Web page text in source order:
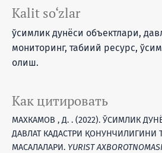
Kalit so‘zlar
ўсимлик дунёси объектлари,
мониторинг, табиий ресурс,
олиш.
Как цитировать
МАХКАМОВ , Д. . (2022). ЎСИМЛИК
ДАВЛАТ КАДАСТРИ
МАСАЛАЛАРИ. YURIST AXBOROTNOMASI